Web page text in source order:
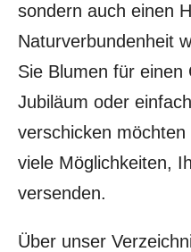
sondern auch einen
Naturverbundenheit
Sie Blumen für einen
Jubiläum oder
verschicken
viele Möglichkeiten,
versenden.
Über unser